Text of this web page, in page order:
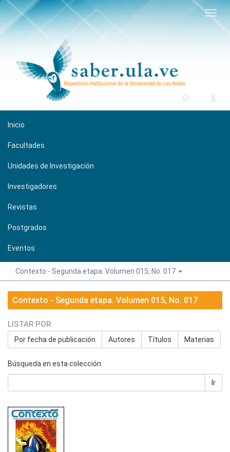
Inicio
Facultades
Unidades de Investigación
Investigadores
Revistas
Postgrados
Eventos
Contexto - Segunda etapa. Volumen 015, No. 017
Contexto - Segunda etapa. Volumen 015, No. 017
LISTAR POR
Por fecha de publicación Autores Títulos Materias
Búsqueda en esta colección:
Ir